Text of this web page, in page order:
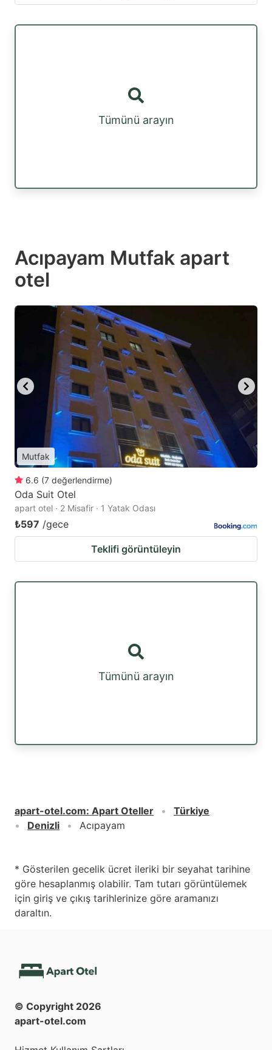
Tümünü arayın
Acıpayam Mutfak apart
otel
Mutfak
6.6 (7 değerlendirme)
Oda Suit Otel
apart otel · 2 Misafir · 1 Yatak Odası
₺597 /gece
Teklifi görüntüleyin
Tümünü arayın
apart-otel.com: Apart Oteller
Türkiye
Denizli
Acıpayam
* Gösterilen gecelik ücret ileriki bir seyahat tarihine
göre hesaplanmış olabilir. Tam tutarı görüntülemek
için giriş ve çıkış tarihlerinize göre aramanızı
daraltın.
© Copyright 2026
apart-otel.com